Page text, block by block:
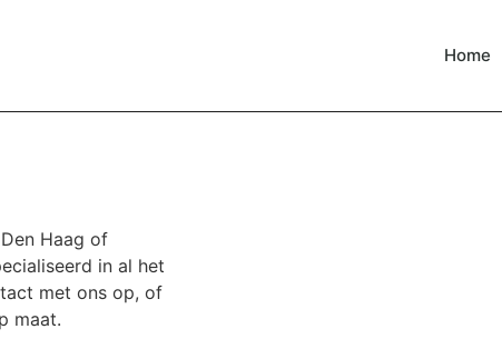
Home
Haag of
in al het
met ons op, of
maat.